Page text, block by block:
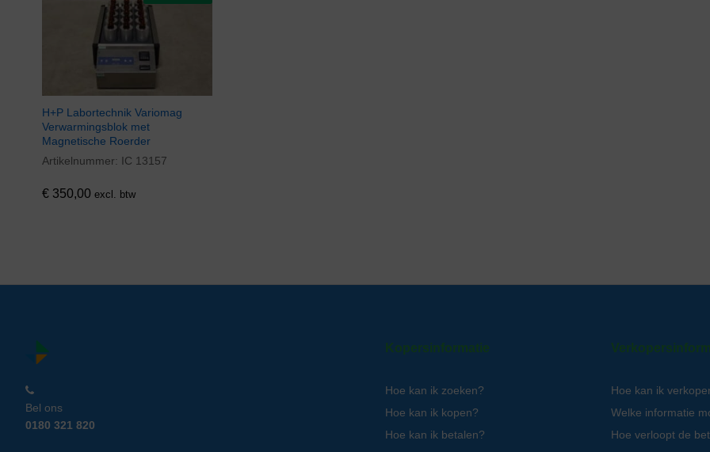
H+P Labortechnik Variomag
Verwarmingsblok met
Magnetische Roerder
Artikelnummer: IC 13157
€ 350,00 excl. btw
Bel ons
0180 321 820
Kopersinformatie
Hoe kan ik zoeken?
Hoe kan ik kopen?
Hoe kan ik betalen?
Hoe kan ik
Welke informatie
Hoe verloopt de